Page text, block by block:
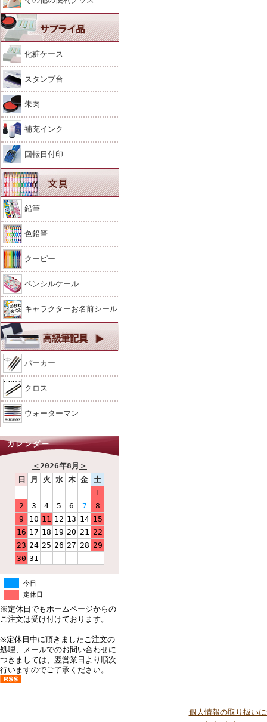
化粧ケース
スタンプ台
朱肉
補充インク
回転日付印
鉛筆
色鉛筆
クーピー
ペンシルケール
キャラクターお名前シール
パーカー
クロス
ウォーターマン
カレンダー
＜2026年8月 ＞
日
月 火 水 木 金 土
1
2
3 4 5 6 7
8
9
10 11 12 13 14 15
16 17 18 19 20 21 22
23 24 25 26 27 28 29
30 31
今日
定休日
※定休日でもホームページからの
ご注文は受け付けております。
※定休日中に頂きましたご注文の
処理、メールでのお問い合わせに
つきましては、翌営業日より順次
行いますのでご了承ください。
個人情報の取り扱い